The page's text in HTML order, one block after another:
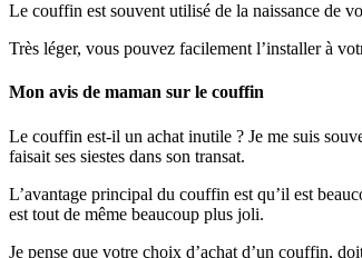
Le couffin est souvent utilisé de la naissance de
Très léger, vous pouvez facilement l’installer à
Mon avis de maman sur le couffin
Le couffin est-il un achat inutile ? Je me suis
faisait ses siestes dans son transat.
L’avantage principal du couffin est qu’il est
est tout de même beaucoup plus joli.
Je pense que votre choix d’achat d’un couffin,